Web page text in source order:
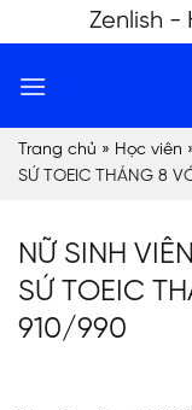
to
content
Zenlish -
Trang chủ » Học viên
SỨ TOEIC THÁNG 8
NỮ SINH
SỨ TOEIC
910/990